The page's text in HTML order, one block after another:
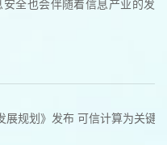
全也会伴随着信息产业的发
展规划》发布 可信计算为关键